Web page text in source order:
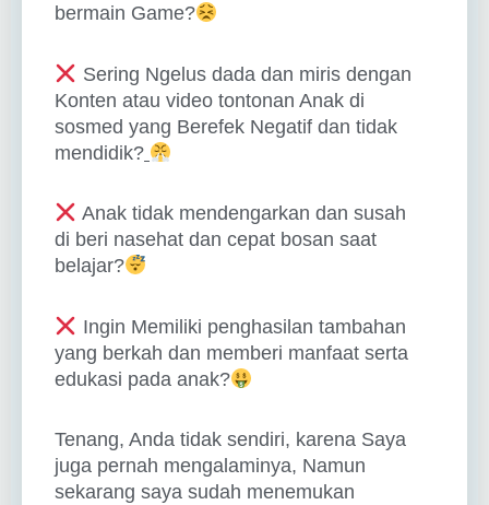
bermain Game?
Sering Ngelus dada dan miris dengan
Konten atau video tontonan Anak di
sosmed yang Berefek Negatif dan tidak
mendidik?
Anak tidak mendengarkan dan susah
di beri nasehat dan cepat bosan saat
belajar?
Ingin Memiliki penghasilan tambahan
yang berkah dan memberi manfaat serta
edukasi pada anak?
Tenang, Anda tidak sendiri, karena Saya
juga pernah mengalaminya, Namun
sekarang saya sudah menemukan